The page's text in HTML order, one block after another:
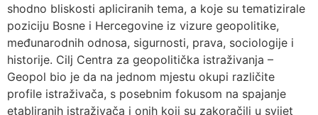
shodno bliskosti apliciranih tema, a koje su tematizirale
poziciju Bosne i Hercegovine iz vizure geopolitike,
međunarodnih odnosa, sigurnosti, prava, sociologije i
historije. Cilj Centra za geopolitička istraživanja –
Geopol bio je da na jednom mjestu okupi različite
profile istraživača, s posebnim fokusom na spajanje
etabliranih istraživača i onih koji su zakoračili u svijet